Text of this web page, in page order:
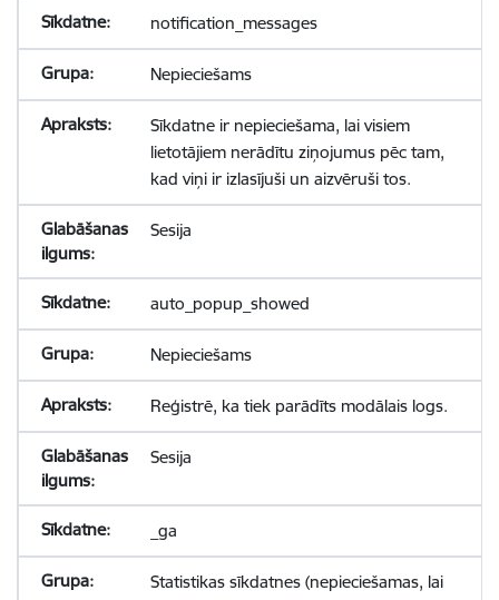
notification_messages
Nepieciešams
Sīkdatne ir nepieciešama, lai visiem
lietotājiem nerādītu ziņojumus pēc tam,
kad viņi ir izlasījuši un aizvēruši tos.
Sesija
auto_popup_showed
Nepieciešams
Reģistrē, ka tiek parādīts modālais logs.
Sesija
_ga
Statistikas sīkdatnes (nepieciešamas, lai